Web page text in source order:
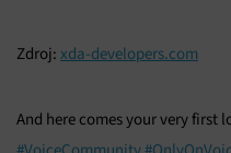
Zdroj: xda-developers.com
And here comes your very first